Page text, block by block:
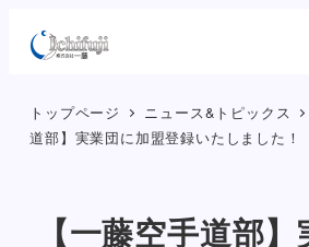
トップページ ニュース&トピックス
道部】実業団に加盟登録いたしました！
【一藤空手道部